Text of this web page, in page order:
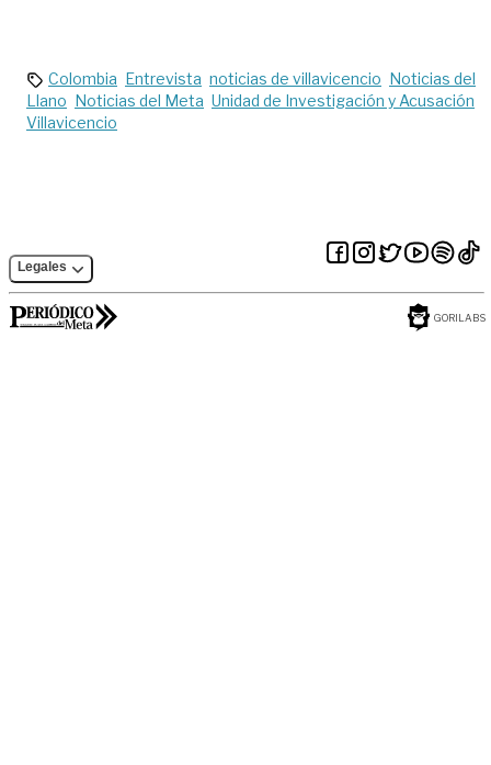
Colombia Entrevista noticias de villavicencio Noticias del
Llano Noticias del Meta Unidad de Investigación y Acusación
Villavicencio
Legales
GORILABS